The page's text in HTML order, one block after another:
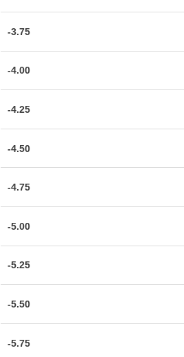
-3.75
-4.00
-4.25
-4.50
-4.75
-5.00
-5.25
-5.50
-5.75